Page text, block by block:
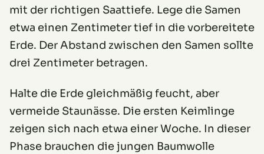
mit der richtigen Saattiefe. Lege die Samen
etwa einen Zentimeter tief in die vorbereitete
Erde. Der Abstand zwischen den Samen sollte
drei Zentimeter betragen.
Halte die Erde gleichmäßig feucht, aber
vermeide Staunässe. Die ersten Keimlinge
zeigen sich nach etwa einer Woche. In dieser
Phase brauchen die jungen Baumwolle